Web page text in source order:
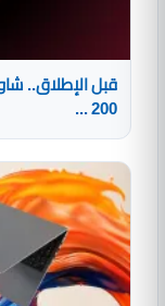
قبل الإطلاق..
200 ...